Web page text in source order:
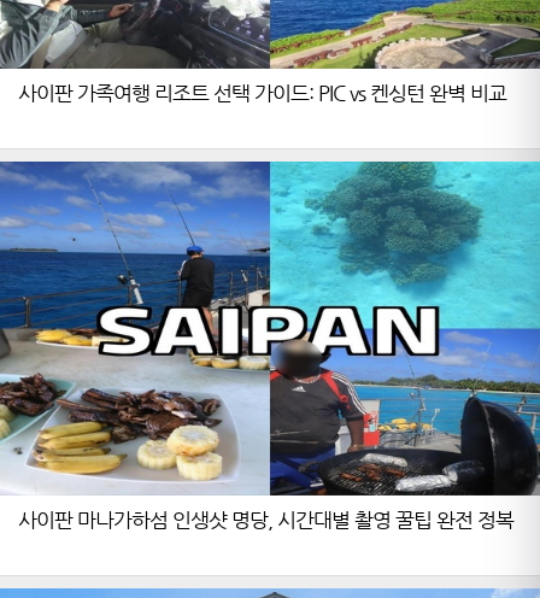
사이판 가족여행 리조트 선택 가이드: PIC vs 켄싱턴 완벽 비교
사이판 마나가하섬 인생샷 명당, 시간대별 촬영 꿀팁 완전 정복